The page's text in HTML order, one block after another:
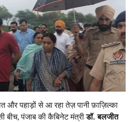
और पहाड़ों से आ रहा तेज़ पानी फ़ाज़िल्का
बीच, पंजाब की कैबिनेट मंत्रीडॉ. बलजीत